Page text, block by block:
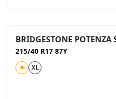
BRIDGESTONE POTENZA
215/40 R17 87Y
XL